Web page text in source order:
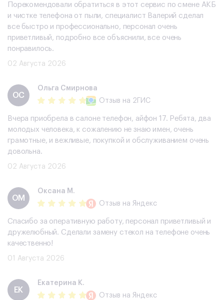
Порекомендовали обратиться в этот сервис по смене АКБ
и чистке телефона от пыли, специалист Валерий сделал
все быстро и профессионально, персонал очень
приветливый, подробно все объяснили, все очень
понравилось.
02 Августа 2026
ОС
Ольга Смирнова
Отзыв на 2ГИС
Вчера приобрела в салоне телефон, айфон 17. Ребята, два
молодых человека, к сожалению не знаю имен, очень
грамотные, и вежливые, покупкой и обслуживанием очень
довольна.
02 Августа 2026
ОМ
Оксана М.
Отзыв на Яндекс
Спасибо за оперативную работу, персонал приветливый и
дружелюбный. Сделали замену стекол на телефоне очень
качественно!
01 Августа 2026
ЕК
Екатерина К.
Отзыв на Яндекс